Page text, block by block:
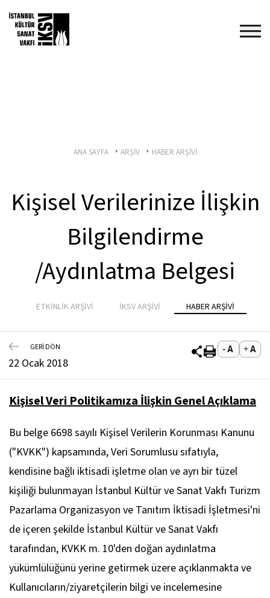
ANA SAYFA ARŞİV HABER ARŞİVİ
Kişisel Verilerinize İlişkin
Bilgilendirme
/Aydınlatma Belgesi
ETKİNLİK ARŞİVİ İKSV ARŞİVİ HABER ARŞİVİ
GERİ DÖN
22 Ocak 2018
Kişisel Veri Politikamıza İlişkin Genel Açıklama
Bu belge 6698 sayılı Kişisel Verilerin Korunması Kanunu
("KVKK") kapsamında, Veri Sorumlusu sıfatıyla,
kendisine bağlı iktisadi işletme olan ve ayrı bir tüzel
kişiliği bulunmayan İstanbul Kültür ve Sanat Vakfı Turizm
Pazarlama Organizasyon ve Tanıtım İktisadi İşletmesi'ni
de içeren şekilde İstanbul Kültür ve Sanat Vakfı
tarafından, KVKK m. 10'den doğan aydınlatma
yükümlülüğünü yerine getirmek üzere açıklanmakta ve
Kullanıcıların/ziyaretçilerin bilgi ve incelemesine